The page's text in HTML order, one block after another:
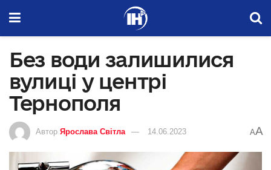
Без води залишилися
вулиці у центрі
Тернополя
Автор Ярослава Світла 14.06.2023 AA